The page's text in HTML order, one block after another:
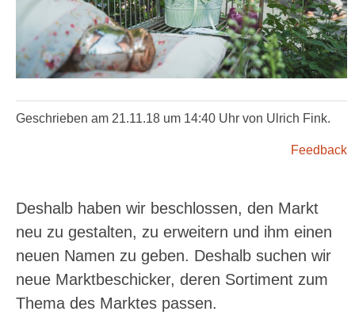
Geschrieben am 21.11.18 um 14:40 Uhr von Ulrich Fink.
Feedback
Deshalb haben wir beschlossen, den Markt
neu zu gestalten, zu erweitern und ihm einen
neuen Namen zu geben. Deshalb suchen wir
neue Marktbeschicker, deren Sortiment zum
Thema des Marktes passen.